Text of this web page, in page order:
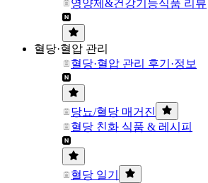
영양제&건강기능식품 리뷰
혈당·혈압 관리
혈당·혈압 관리 후기·정보
당뇨/혈당 매거진
혈당 친화 식품 & 레시피
혈당 일기